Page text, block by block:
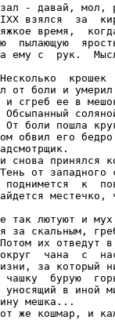
- давай, мол,
взялся  за
время,
пылающую
ему с  рук.
крошек
от боли и
сгреб ее в
От боли пошла
обвил его
снова принялся
от западного
к
так лютуют и
за скальным,
их отведут
чана  с
за который
бурую
уносящий в
мешка...
же кошмар, и